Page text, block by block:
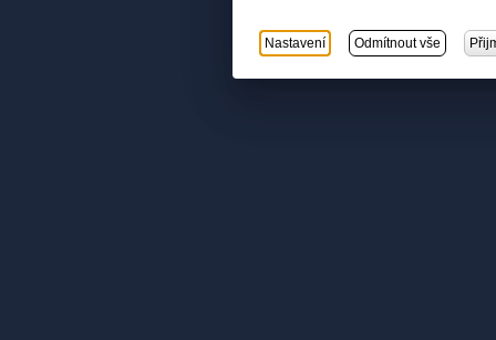
Nastavení Odmítnout vše